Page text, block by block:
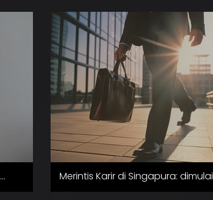
Merintis Karir di Singapura: dimulai
dengan Pendidikan Awal